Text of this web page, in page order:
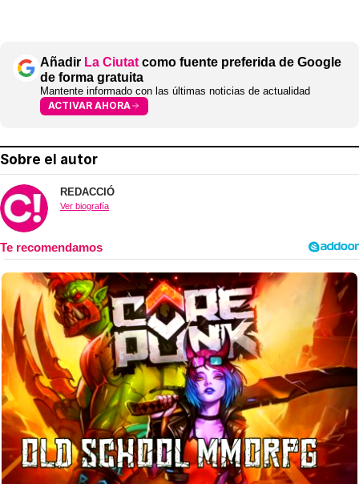
Añadir La Ciutat como fuente preferida de Google
de forma gratuita
Mantente informado con las últimas noticias de actualidad
ACTIVAR AHORA
Sobre el autor
REDACCIÓ
Ver biografía